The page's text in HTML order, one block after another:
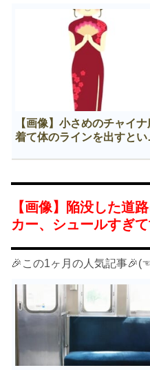
【画像】小さめのチャイナ
着て体のラインを出すとい
【画像】陥没した道
カー、シュールすぎ
🎉この1ヶ月の人気記事